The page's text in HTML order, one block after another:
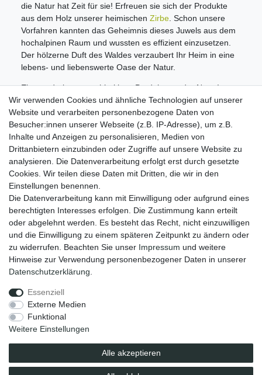
die Natur hat Zeit für sie! Erfreuen sie sich der Produkte
aus dem Holz unserer heimischen Zirbe. Schon unsere
Vorfahren kannten das Geheimnis dieses Juwels aus dem
hochalpinen Raum und wussten es effizient einzusetzen.
Der hölzerne Duft des Waldes verzaubert Ihr Heim in eine
lebens- und liebenswerte Oase der Natur.
Ein wunderbares nachhaltiges Produkt aus der Natur!
Informationen
Zahlungsmöglichkeiten
Versandinformationen
Kontakt
Wiederverkäufer / Händler
Social Media
Facebook
Instagram
Unsere Vorteile
kostenloser Versand ab 70 EUR
30 Tage Rückgaberecht
Wir verwenden Cookies und ähnliche Technologien auf unserer
Website und verarbeiten personenbezogene Daten von
Besucher:innen unserer Webseite (z.B. IP-Adresse), um z.B.
Inhalte und Anzeigen zu personalisieren, Medien von
Drittanbietern einzubinden oder Zugriffe auf unsere Website zu
analysieren. Die Datenverarbeitung erfolgt erst durch gesetzte
Cookies. Wir teilen diese Daten mit Dritten, die wir in den
Einstellungen benennen.
Die Datenverarbeitung kann mit Einwilligung oder aufgrund eines
berechtigten Interesses erfolgen. Die Zustimmung kann erteilt
oder abgelehnt werden. Es besteht das Recht, nicht einzuwilligen
und die Einwilligung zu einem späteren Zeitpunkt zu ändern oder
zu widerrufen. Beachten Sie unser Impressum und weitere
Hinweise zur Verwendung personenbezogener Daten in unserer
Daten­schutz­erklärung
Essenziell
Externe Medien
Funktional
Weitere Einstellungen
Alle akzeptieren
Impressum
Vertrag widerrufen